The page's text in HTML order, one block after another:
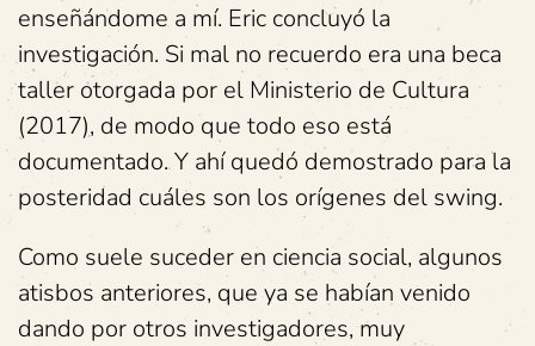
enseñándome a mí. Eric concluyó la
investigación. Si mal no recuerdo era una beca
taller otorgada por el Ministerio de Cultura
(2017), de modo que todo eso está
documentado. Y ahí quedó demostrado para la
posteridad cuáles son los orígenes del swing.
Como suele suceder en ciencia social, algunos
atisbos anteriores, que ya se habían venido
dando por otros investigadores, muy